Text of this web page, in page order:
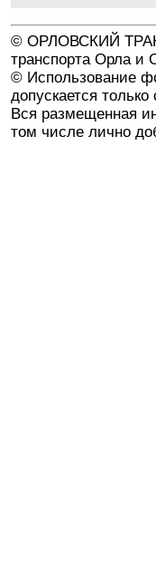
© ОРЛОВСКИЙ
транспорта Орла и
© Использование
допускается
Вся размещенная
том числе лично